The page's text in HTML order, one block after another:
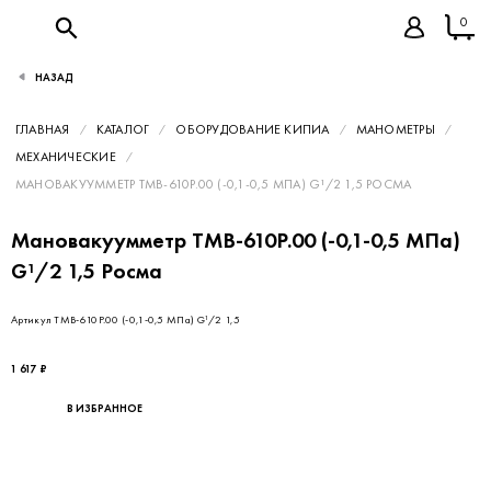
0
ГЛАВНАЯ КАТАЛОГ ОБОРУДОВАНИЕ КИПИА
МАНОМЕТРЫ
МЕХАНИЧЕСКИЕ
МАНОВАКУУММЕТР ТМВ-610Р.00 (-0,1-0,5 МПА) G¹/2 1,5 РОСМА
Мановакуумметр ТМВ-610Р.00 (-0,1-0,5 МПа)
G¹/2 1,5 Росма
Артикул ТМВ-610Р.00 (-0,1-0,5 МПа) G¹/2 1,5
1 617 ₽
В ИЗБРАННОЕ
НАЗАД